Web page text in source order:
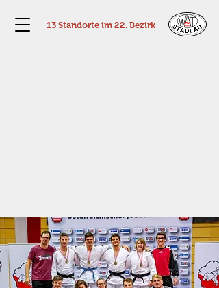
13 Standorte im 22. Bezirk